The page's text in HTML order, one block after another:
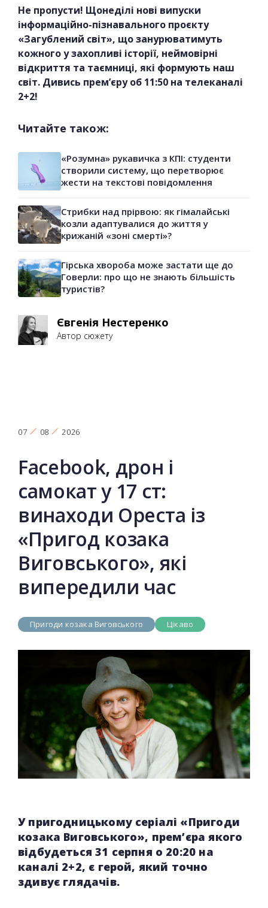
Не пропусти! Щонеділі нові випуски
інформаційно-пізнавального проєкту
«Загублений світ», що занурюватимуть
кожного у захопливі історії, неймовірні
відкриття та таємниці, які формують наш
світ. Дивись прем’єру об 11:50 на телеканалі
2+2!
Читайте також:
«Розумна» рукавичка з КПІ: студенти
створили систему, що перетворює
жести на текстові повідомлення
Стрибки над прірвою: як гімалайські
козли адаптувалися до життя у
крижаній «зоні смерті»?
Гірська хвороба може застати ще до
Говерли: про що не знають більшість
туристів?
Євгенія Нестеренко
Автор сюжету
07 08 2026
Facebook, дрон і
самокат у 17 ст:
винаходи Ореста із
«Пригод козака
Виговського», які
випередили час
Пригоди козака Виговського Цікаво
У пригодницькому серіалі «Пригоди
козака Виговського», прем’єра якого
відбудеться 31 серпня о 20:20 на
каналі 2+2, є герой, який точно
здивує глядачів.